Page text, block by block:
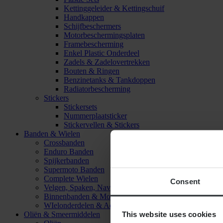
Consent
This website uses cookies
Kettinggeleider & Kettingschuif
Handkappen
Schijfbeschermers
Motorbeschermingsplaten
Framebescherming
Enkel Plastic Onderdeel
Zadels & Zadelovertrekken
Bouten & Ringen
Benzinetanks & Tankdoppen
Radiatorbescherming
Stickers
Stickersets
Nummerplaatsticker
Stickervellen & Stickers
Banden & Wielen
Crossbanden
Enduro Banden
Spijkerbanden
Supermoto Banden
Complete Wielen
Velgen, Spaken, Naven & Lagers
Binnenbanden & Mousses
WIelonderdelen & Accessoires
Oliën & Smeermiddelen